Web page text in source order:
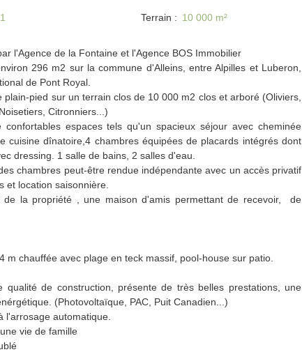
1 Terrain : 10 000 m²
l'Agence de la Fontaine et l'Agence BOS Immobilier
296 m2 sur la commune d'Alleins, entre Alpilles et Luberon,
de Pont Royal.
plain-pied sur un terrain clos de 10 000 m2 clos et arboré (Oliviers,
Citronniers...)
confortables espaces tels qu'un spacieux séjour avec cheminée
cuisine dînatoire,4 chambres équipées de placards intégrés dont
dressing. 1 salle de bains, 2 salles d'eau.
chambres peut-être rendue indépendante avec un accès privatif
et location saisonnière.
de la propriété , une maison d'amis permettant de recevoir, de
m chauffée avec plage en teck massif, pool-house sur patio.
qualité de construction, présente de très belles prestations, une
(Photovoltaïque, PAC, Puit Canadien...)
l'arrosage automatique.
vie de famille